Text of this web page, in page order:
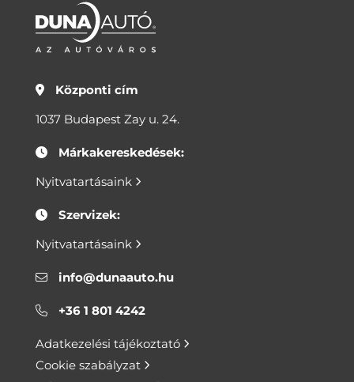
Központi cím
1037 Budapest Zay u. 24.
Márkakereskedések:
Nyitvatartásaink
Szervizek:
Nyitvatartásaink
info@dunaauto.hu
+36 1 801 4242
Adatkezelési tájékoztató
Cookie szabályzat